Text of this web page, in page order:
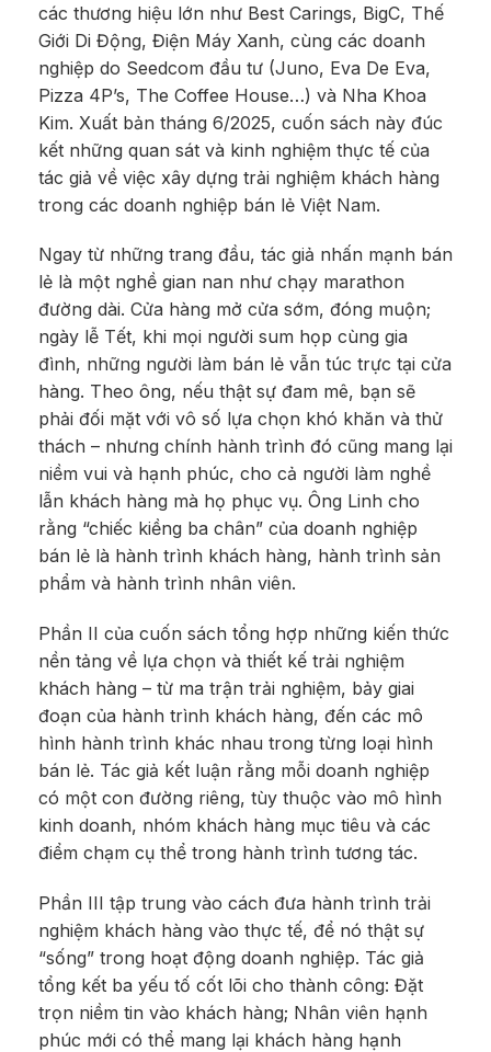
các thương hiệu lớn như Best Carings, BigC, Thế
Giới Di Động, Điện Máy Xanh, cùng các doanh
nghiệp do Seedcom đầu tư (Juno, Eva De Eva,
Pizza 4P’s, The Coffee House…) và Nha Khoa
Kim. Xuất bản tháng 6/2025, cuốn sách này đúc
kết những quan sát và kinh nghiệm thực tế của
tác giả về việc xây dựng trải nghiệm khách hàng
trong các doanh nghiệp bán lẻ Việt Nam.
Ngay từ những trang đầu, tác giả nhấn mạnh bán
lẻ là một nghề gian nan như chạy marathon
đường dài. Cửa hàng mở cửa sớm, đóng muộn;
ngày lễ Tết, khi mọi người sum họp cùng gia
đình, những người làm bán lẻ vẫn túc trực tại cửa
hàng. Theo ông, nếu thật sự đam mê, bạn sẽ
phải đối mặt với vô số lựa chọn khó khăn và thử
thách – nhưng chính hành trình đó cũng mang lại
niềm vui và hạnh phúc, cho cả người làm nghề
lẫn khách hàng mà họ phục vụ. Ông Linh cho
rằng “chiếc kiềng ba chân” của doanh nghiệp
bán lẻ là hành trình khách hàng, hành trình sản
phẩm và hành trình nhân viên.
Phần II của cuốn sách tổng hợp những kiến thức
nền tảng về lựa chọn và thiết kế trải nghiệm
khách hàng – từ ma trận trải nghiệm, bảy giai
đoạn của hành trình khách hàng, đến các mô
hình hành trình khác nhau trong từng loại hình
bán lẻ. Tác giả kết luận rằng mỗi doanh nghiệp
có một con đường riêng, tùy thuộc vào mô hình
kinh doanh, nhóm khách hàng mục tiêu và các
điểm chạm cụ thể trong hành trình tương tác.
Phần III tập trung vào cách đưa hành trình trải
nghiệm khách hàng vào thực tế, để nó thật sự
“sống” trong hoạt động doanh nghiệp. Tác giả
tổng kết ba yếu tố cốt lõi cho thành công: Đặt
trọn niềm tin vào khách hàng; Nhân viên hạnh
phúc mới có thể mang lại khách hàng hạnh